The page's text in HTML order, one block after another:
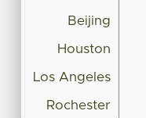
Beijing
Houston
Los Angeles
Rochester